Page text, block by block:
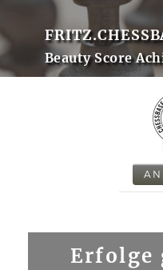
Beauty Score
Erfolge